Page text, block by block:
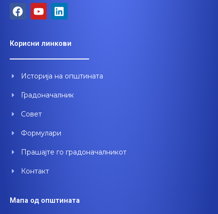
F
a
b
o
k
Y
o
u
b
L
i
e
d
n
Корисни линкови
Историја на општината
Градоначалник
Совет
Формулари
Прашајте го градоначалникот
Контакт
Мапа од општината